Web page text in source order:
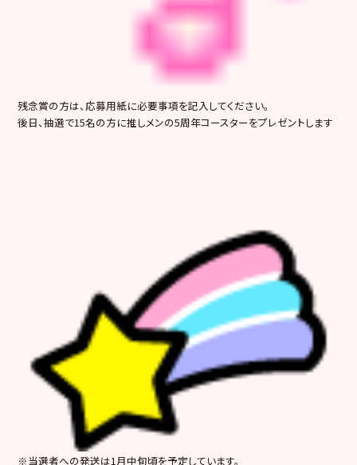
残念賞の方は、応募用紙に必要事項を記入してください。
後日、抽選で15名の方に推しメンの5周年コースターをプレゼントします
※当選者への発送は1月中旬頃を予定しています。